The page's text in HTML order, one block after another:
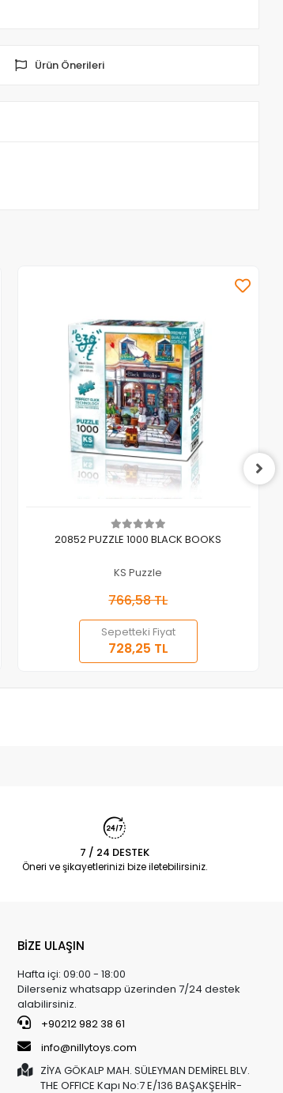
Ürün Önerileri
Sepete Ekle
20852 PUZZLE 1000 BLACK BOOKS
KS Puzzle
766,58 TL
Sepetteki Fiyat
728,25 TL
7 / 24 DESTEK
Öneri ve şikayetlerinizi bize iletebilirsiniz.
BİZE ULAŞIN
Hafta içi: 09:00 - 18:00
Dilerseniz whatsapp üzerinden 7/24 destek
alabilirsiniz.
+90212 982 38 61
info@nillytoys.com
ZİYA GÖKALP MAH. SÜLEYMAN DEMİREL BLV.
THE OFFICE Kapı No:7 E/136 BAŞAKŞEHİR-